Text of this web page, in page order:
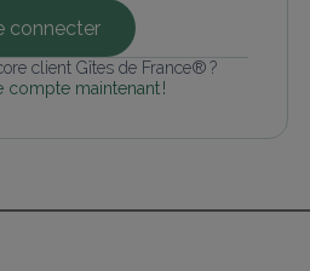
connecter
client Gîtes de France® ?
compte maintenant !